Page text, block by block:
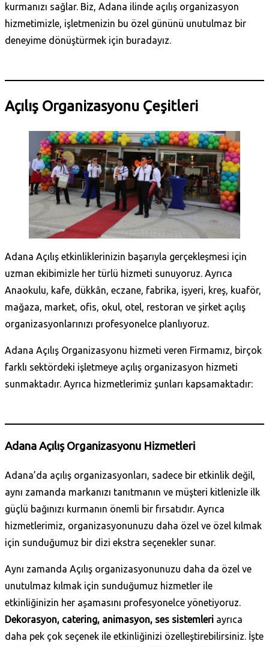
kurmanızı sağlar. Biz, Adana ilinde açılış organizasyon
hizmetimizle, işletmenizin bu özel gününü unutulmaz bir
deneyime dönüştürmek için buradayız.
Açılış Organizasyonu Çeşitleri
Adana Açılış etkinliklerinizin başarıyla gerçekleşmesi için
uzman ekibimizle her türlü hizmeti sunuyoruz. Ayrıca
Anaokulu, kafe, dükkân, eczane, fabrika, işyeri, kreş, kuaför,
mağaza, market, ofis, okul, otel, restoran ve şirket açılış
organizasyonlarınızı profesyonelce planlıyoruz.
Adana Açılış Organizasyonu hizmeti veren Firmamız, birçok
farklı sektördeki işletmeye açılış organizasyon hizmeti
sunmaktadır. Ayrıca hizmetlerimiz şunları kapsamaktadır:
AdanaAçılış Organizasyonu Hizmetleri
Adana’da açılış organizasyonları, sadece bir etkinlik değil,
aynı zamanda markanızı tanıtmanın ve müşteri kitlenizle ilk
güçlü bağınızı kurmanın önemli bir fırsatıdır. Ayrıca
hizmetlerimiz, organizasyonunuzu daha özel ve özel kılmak
için sunduğumuz bir dizi ekstra seçenekler sunar.
Aynı zamanda Açılış organizasyonunuzu daha da özel ve
unutulmaz kılmak için sunduğumuz hizmetler ile
etkinliğinizin her aşamasını profesyonelce yönetiyoruz.
Dekorasyon, catering, animasyon, ses sistemleri ayrıca
daha pek çok seçenek ile etkinliğinizi özelleştirebilirsiniz. İşte